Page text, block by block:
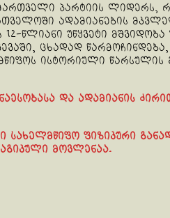
პარტიის
ადამიანების
წლიანი უწყვეტი
ცხადად
ისტორიული
და ადამიანის
ფიზიკური
მოვლენაა.